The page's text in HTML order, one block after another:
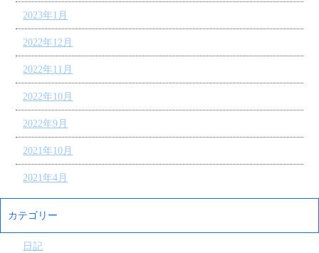
2023年1月
2022年12月
2022年11月
2022年10月
2022年9月
2021年10月
2021年4月
カテゴリー
日記